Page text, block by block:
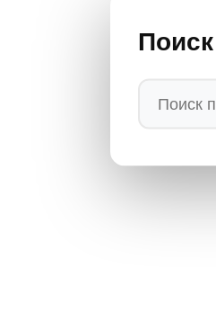
Поиск